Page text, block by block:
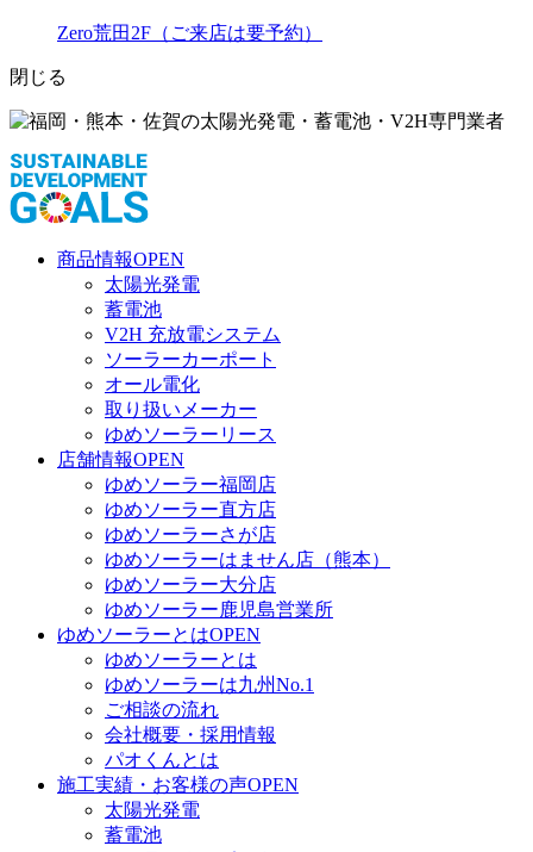
Zero荒田2F（ご来店は要予約）
閉じる
商品情報OPEN
太陽光発電
蓄電池
V2H 充放電システム
ソーラーカーポート
オール電化
取り扱いメーカー
ゆめソーラーリース
店舗情報OPEN
ゆめソーラー福岡店
ゆめソーラー直方店
ゆめソーラーさが店
ゆめソーラーはません店（熊本）
ゆめソーラー大分店
ゆめソーラー鹿児島営業所
ゆめソーラーとはOPEN
ゆめソーラーとは
ゆめソーラーは九州No.1
ご相談の流れ
会社概要・採用情報
パオくんとは
施工実績・お客様の声OPEN
太陽光発電
蓄電池